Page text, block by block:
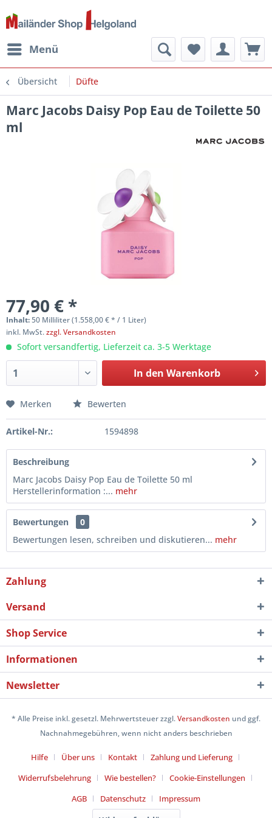
Menü
Übersicht Düfte
Marc Jacobs Daisy Pop Eau de Toilette 50
ml
77,90 € *
Inhalt:50 Milliliter (1.558,00 € * / 1 Liter)
inkl. MwSt.zzgl. Versandkosten
Sofort versandfertig, Lieferzeit ca. 3-5 Werktage
In den Warenkorb
Merken Bewerten
Artikel-Nr.: 1594898
Beschreibung
Marc Jacobs Daisy Pop Eau de Toilette 50 ml
Herstellerinformation :... mehr
Bewertungen
0
Bewertungen lesen, schreiben und diskutieren... mehr
Zahlung
Versand
Shop Service
Informationen
Newsletter
* Alle Preise inkl. gesetzl. Mehrwertsteuer zzgl.Versandkosten und ggf.
Nachnahmegebühren, wenn nicht anders beschrieben
Hilfe Über uns Kontakt
Zahlung und Lieferung
Widerrufsbelehrung
Wie bestellen?
Cookie-Einstellungen
AGB
Datenschutz Impressum